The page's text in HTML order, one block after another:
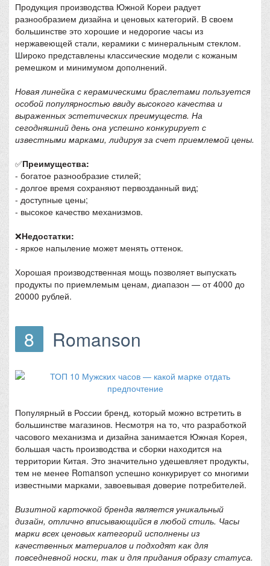
Продукция производства Южной Кореи радует
разнообразием дизайна и ценовых категорий. В своем
большинстве это хорошие и недорогие часы из
нержавеющей стали, керамики с минеральным стеклом.
Широко представлены классические модели с кожаным
ремешком и минимумом дополнений.
Новая линейка с керамическими браслетами пользуется
особой популярностью ввиду высокого качества и
выраженных эстетических преимуществ. На
сегодняшний день она успешно конкурирует с
известными марками, лидируя за счет приемлемой цены.
✅Преимущества:
- богатое разнообразие стилей;
- долгое время сохраняют первозданный вид;
- доступные цены;
- высокое качество механизмов.
❌Недостатки:
- яркое напыление может менять оттенок.
Хорошая производственная мощь позволяет выпускать
продукты по приемлемым ценам, диапазон — от 4000 до
20000 рублей.
8 Romanson
Популярный в России бренд, который можно встретить в
большинстве магазинов. Несмотря на то, что разработкой
часового механизма и дизайна занимается Южная Корея,
большая часть производства и сборки находится на
территории Китая. Это значительно удешевляет продукты,
тем не менее Romanson успешно конкурирует со многими
известными марками, завоевывая доверие потребителей.
Визитной карточкой бренда является уникальный
дизайн, отлично вписывающийся в любой стиль. Часы
марки всех ценовых категорий исполнены из
качественных материалов и подходят как для
повседневной носки, так и для придания образу статуса.